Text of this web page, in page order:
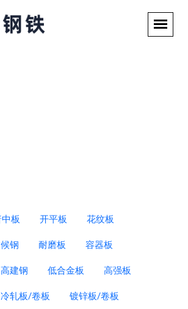
板 开平板 花纹板
钢 耐磨板 容器板
高建钢 低合金板 高强板
冷轧板/卷板 镀锌板/卷板